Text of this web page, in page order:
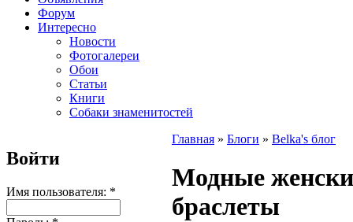
Форум
Интересно
Новости
Фотогалереи
Обои
Статьи
Книги
Собаки знаменитостей
Войти
Имя пользователя: *
Главная » Блоги » Belka's блог
Модные
браслеты